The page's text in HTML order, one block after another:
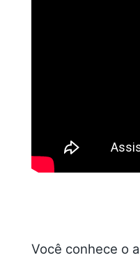
Você conhece o